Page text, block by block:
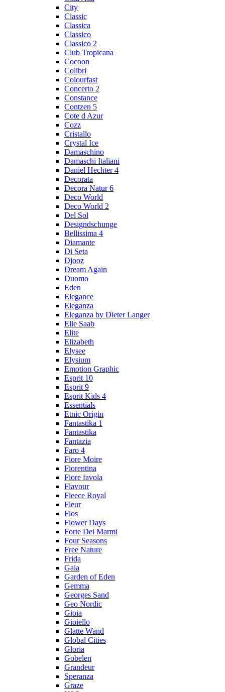
City
Classic
Classica
Classico
Classico 2
Club Tropicana
Cocoon
Colibri
Colourfast
Concerto 2
Constance
Contzen 5
Cote d Azur
Cozz
Cristallo
Crystal Ice
Damaschino
Damaschi Italiani
Daniel Hechter 4
Decorata
Decora Natur 6
Deco World
Deco World 2
Del Sol
Designdschunge
Bellissima 4
Diamante
Di Seta
Djooz
Dream Again
Duomo
Eden
Elegance
Eleganza
Eleganza by Dieter Langer
Elie Saab
Elite
Elizabeth
Elysee
Elysium
Emotion Graphic
Esprit 10
Esprit 9
Esprit Kids 4
Essentials
Etnic Origin
Fantastika 1
Fantastika
Fantazia
Faro 4
Fiore Moire
Fiorentina
Fiore favola
Flavour
Fleece Royal
Fleur
Flos
Flower Days
Forte Dei Marmi
Four Seasons
Free Nature
Frida
Gaia
Garden of Eden
Gemma
Georges Sand
Geo Nordic
Gioia
Gioiello
Glatte Wand
Global Cities
Gloria
Gobelen
Grandeur
Speranza
Graze